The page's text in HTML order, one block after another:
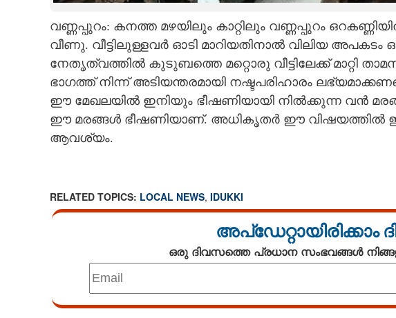
CARTOONSവണ്ണപ്പുറം: കനത്ത മഴയിലും കാറ്റിലും വണ്ണപ്പുറം
വീണു. വീട്ടിലുള്ളവർ ഓടി മാറിയതിനാൽ വിലിയ അപകടം
നേതൃത്വത്തിൽ കുടുബത്തെ മറ്റൊരു വീട്ടിലേക്ക് മാറ്റി
ഭാഗത്ത് നിന്ന് അടിയന്തരമായി നഷ്ടപരിഹാരം
ഈ മേഖലയിൽ ഇനിയും ഭീഷണിയായി നിൽക്കുന്ന വൻ
ഈ മരങ്ങൾ ഭീഷണിയാണ്. അധികൃതർ ഈ വിഷയത്തിൽ
ആവശ്യം.
RELATED TOPICS: LOCAL NEWS, IDUKKI
അപ്ഡേറ്റായിരിക്കാം
ഒരു ദിവസത്തെ പ്രധാന സംഭവങ്ങൾ